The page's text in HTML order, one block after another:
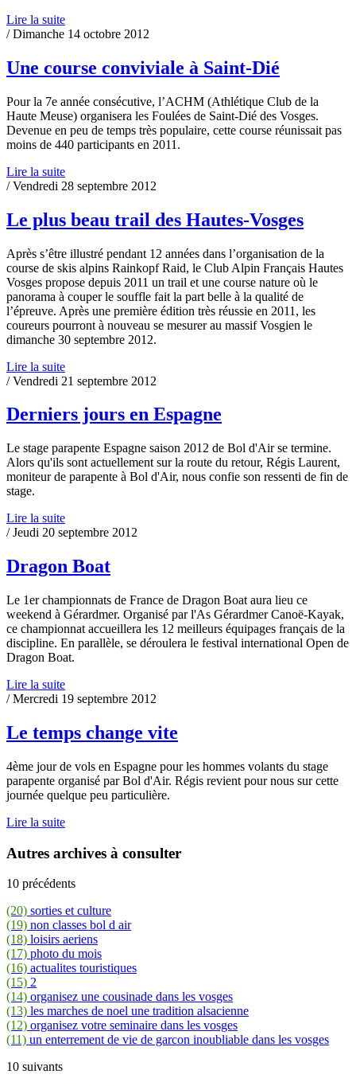
Lire la suite
/ Dimanche 14 octobre 2012
Une course conviviale à Saint-Dié
Pour la 7e année consécutive, l’ACHM (Athlétique Club de la
Haute Meuse) organisera les Foulées de Saint-Dié des Vosges.
Devenue en peu de temps très populaire, cette course réunissait pas
moins de 440 participants en 2011.
Lire la suite
/ Vendredi 28 septembre 2012
Le plus beau trail des Hautes-Vosges
Après s’être illustré pendant 12 années dans l’organisation de la
course de skis alpins Rainkopf Raid, le Club Alpin Français Hautes
Vosges propose depuis 2011 un trail et une course nature où le
panorama à couper le souffle fait la part belle à la qualité de
l’épreuve. Après une première édition très réussie en 2011, les
coureurs pourront à nouveau se mesurer au massif Vosgien le
dimanche 30 septembre 2012.
Lire la suite
/ Vendredi 21 septembre 2012
Derniers jours en Espagne
Le stage parapente Espagne saison 2012 de Bol d'Air se termine.
Alors qu'ils sont actuellement sur la route du retour, Régis Laurent,
moniteur de parapente à Bol d'Air, nous confie son ressenti de fin de
stage.
Lire la suite
/ Jeudi 20 septembre 2012
Dragon Boat
Le 1er championnats de France de Dragon Boat aura lieu ce
weekend à Gérardmer. Organisé par l'As Gérardmer Canoë-Kayak,
ce championnat accueillera les 12 meilleurs équipages français de la
discipline. En parallèle, se déroulera le festival international Open de
Dragon Boat.
Lire la suite
/ Mercredi 19 septembre 2012
Le temps change vite
4ème jour de vols en Espagne pour les hommes volants du stage
parapente organisé par Bol d'Air. Régis revient pour nous sur cette
journée quelque peu particulière.
Lire la suite
Autres archives à consulter
10 précédents
(20) sorties et culture
(19) non classes bol d air
(18) loisirs aeriens
(17) photo du mois
(16) actualites touristiques
(15) 2
(14) organisez une cousinade dans les vosges
(13) les marches de noel une tradition alsacienne
(12) organisez votre seminaire dans les vosges
(11) un enterrement de vie de garcon inoubliable dans les vosges
10 suivants